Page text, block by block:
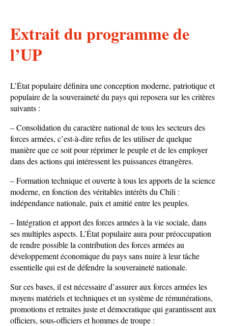
Extrait du programme de
l’UP
L’État populaire définira une conception moderne, patriotique et
populaire de la souveraineté du pays qui reposera sur les critères
suivants :
– Consolidation du caractère national de tous les secteurs des
forces armées, c’est-à-dire refus de les utiliser de quelque
manière que ce soit pour réprimer le peuple et de les employer
dans des actions qui intéressent les puissances étrangères.
– Formation technique et ouverte à tous les apports de la science
moderne, en fonction des véritables intérêts du Chili :
indépendance nationale, paix et amitié entre les peuples.
– Intégration et apport des forces armées à la vie sociale, dans
ses multiples aspects. L’État populaire aura pour préoccupation
de rendre possible la contribution des forces armées au
développement économique du pays sans nuire à leur tâche
essentielle qui est de défendre la souveraineté nationale.
Sur ces bases, il est nécessaire d’assurer aux forces armées les
moyens matériels et techniques et un système de rémunérations,
promotions et retraites juste et démocratique qui garantissent aux
officiers, sous-officiers et hommes de troupe :